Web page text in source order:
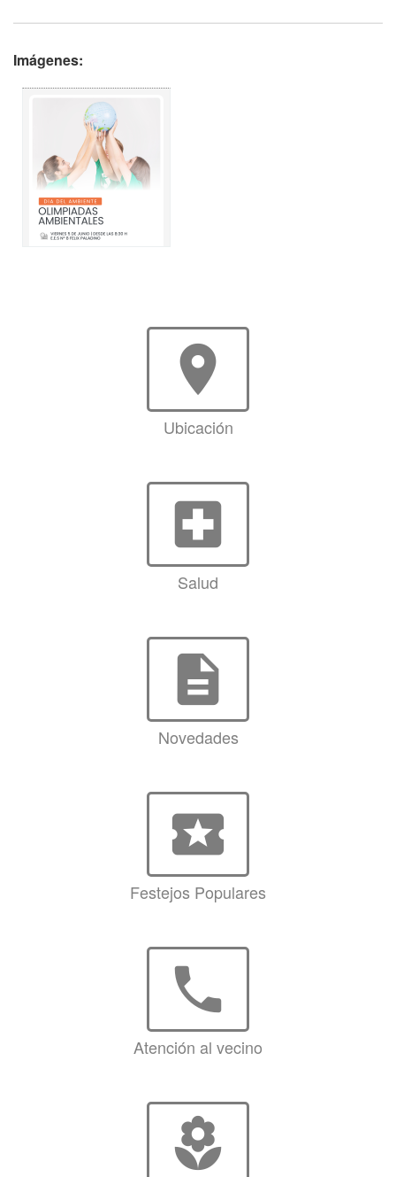
Imágenes:
room
Ubicación
local_hospital
Salud
description
Novedades
local_activity
Festejos Populares
phone
Atención al vecino
local_florist